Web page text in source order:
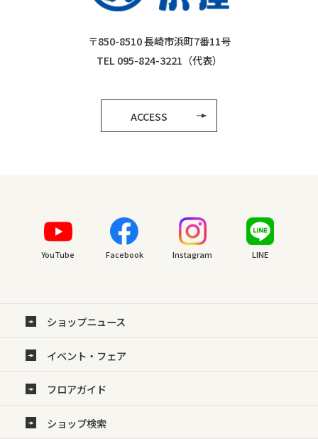
〒850-8510 長崎市浜町7番11号
TEL 095-824-3221（代表）
ACCESS
YouTube Facebook Instagram LINE
ショップニュース
イベント・フェア
フロアガイド
ショップ検索